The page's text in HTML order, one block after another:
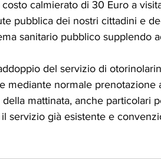
calmierato di 30 Euro a
pubblica dei nostri cittadini e
sanitario pubblico supplendo
del servizio di
mediante normale prenotazione
mattinata, anche particolari
servizio già esistente e